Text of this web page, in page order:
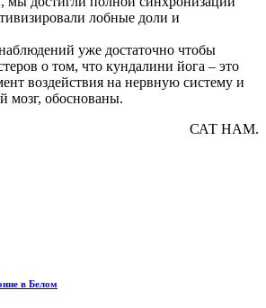
лобные доли и
уже достаточно чтобы
о том, что кундалини йога – это
воздействия на нервную систему и
мозг, обоснованы.
САТ НАМ.
в Белом